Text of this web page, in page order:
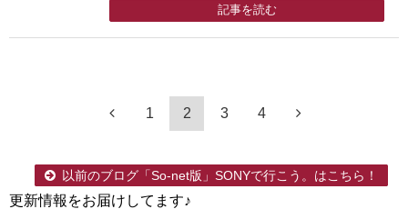
記事を読む
1 2 3 4
以前のブログ「So-net版」SONYで行こう。はこちら！
更新情報をお届けしてます♪